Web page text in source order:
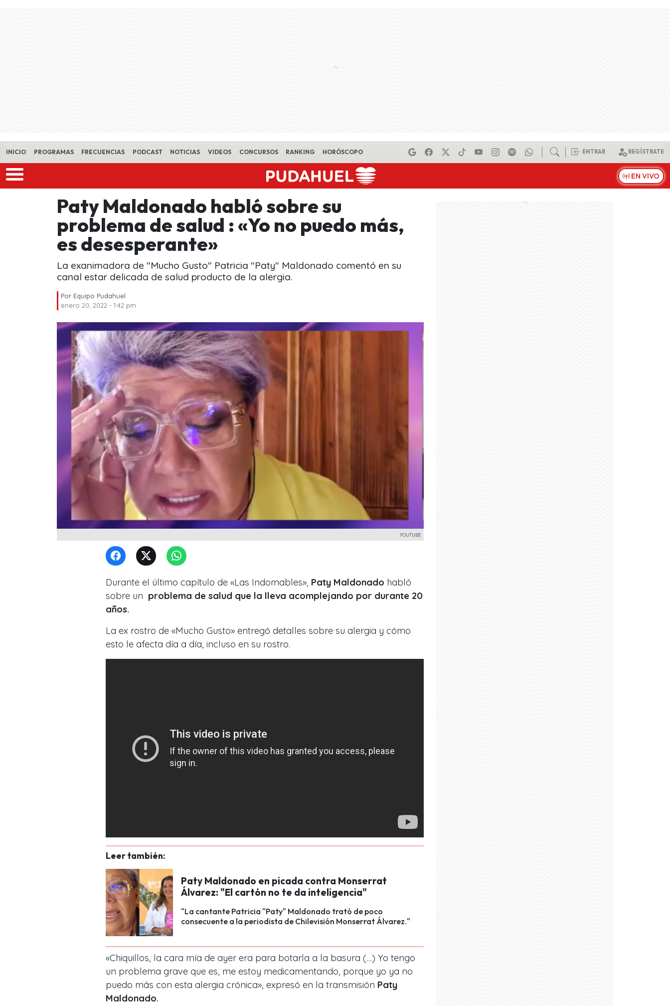
Skip to main content
INICIO PROGRAMAS FRECUENCIAS PODCAST NOTICIAS VIDEOS CONCURSOS RANKING HORÓSCOPO ENTRAR REGÍSTRATE
EN VIVO
Paty Maldonado habló sobre su
problema de salud : «Yo no puedo más,
es desesperante»
La exanimadora de "Mucho Gusto" Patricia "Paty" Maldonado comentó en su
canal estar delicada de salud producto de la alergia.
Por Equipo Pudahuel
enero 20, 2022 - 1:42 pm
YOUTUBE
Durante el último capítulo de «Las Indomables», Paty Maldonado habló
sobre un problema de salud que la lleva acomplejando por durante 20
años.
La ex rostro de «Mucho Gusto» entregó detalles sobre su alergia y cómo
esto le afecta día a día, incluso en su rostro.
Leer también:
Paty Maldonado en picada contra Monserrat
Álvarez: "El cartón no te da inteligencia"
"La cantante Patricia "Paty" Maldonado trató de poco
consecuente a la periodista de Chilevisión Monserrat Álvarez."
«Chiquillos, la cara mía de ayer era para botarla a la basura (…) Yo tengo
un problema grave que es, me estoy medicamentando, porque yo ya no
puedo más con esta alergia crónica», expresó en la transmisión Paty
Maldonado.